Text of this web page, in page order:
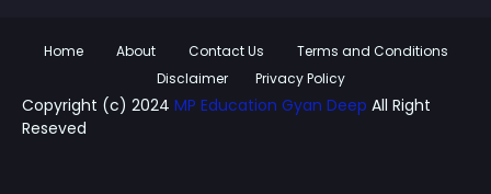
Home About Contact Us
Terms and Conditions
Disclaimer
Privacy Policy
Copyright (c) 2024 MP Education Gyan Deep All Right
Reseved